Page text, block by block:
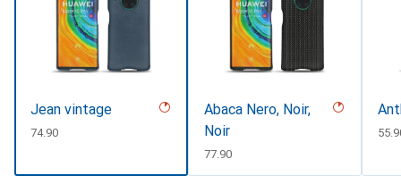
Jean vintage
CHF
74.90
Abaca Nero, Noir,
Noir
CHF
77.90
CHF